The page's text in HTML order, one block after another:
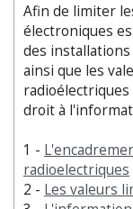
Afin de limiter
électroniques
des
ainsi que les
radioélectriques
droit à
1 -
radioelectriques
2 - Les valeurs